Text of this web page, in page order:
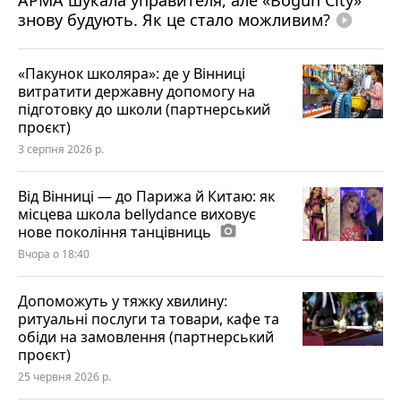
знову будують. Як це стало можливим? play_circle_filled
«Пакунок школяра»: де у Вінниці
витратити державну допомогу на
підготовку до школи (партнерський
проєкт)
3 серпня 2026 р.
Від Вінниці — до Парижа й Китаю: як
місцева школа bellydance виховує
нове покоління танцівниць photo_camera
Вчора о 18:40
Допоможуть у тяжку хвилину:
ритуальні послуги та товари, кафе та
обіди на замовлення (партнерський
проєкт)
25 червня 2026 р.